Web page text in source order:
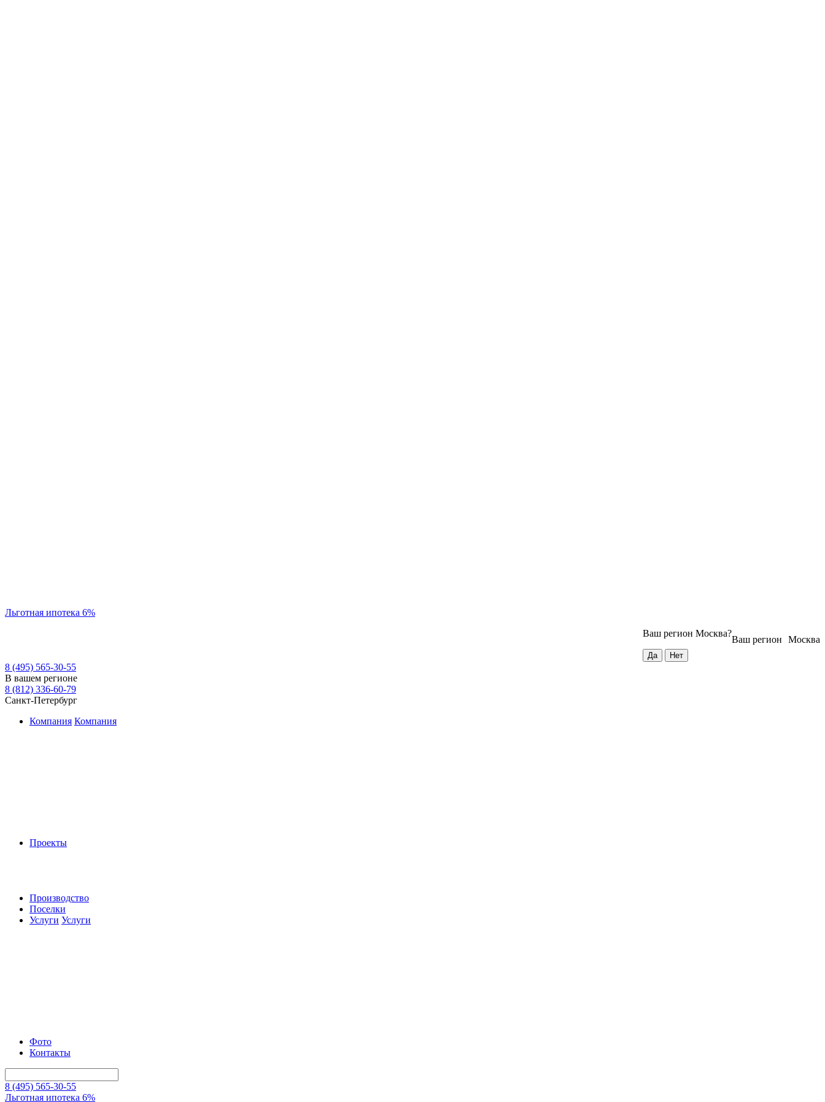
Льготная ипотека 6%
Москва
Ваш регион
Ваш регион Москва?
8 (495) 565-30-55
В вашем регионе
8 (812) 336-60-79
Санкт-Петербург
Компания Компания
Проекты
Производство
Поселки
Услуги Услуги
Фото
Контакты
8 (495) 565-30-55
Льготная ипотека 6%